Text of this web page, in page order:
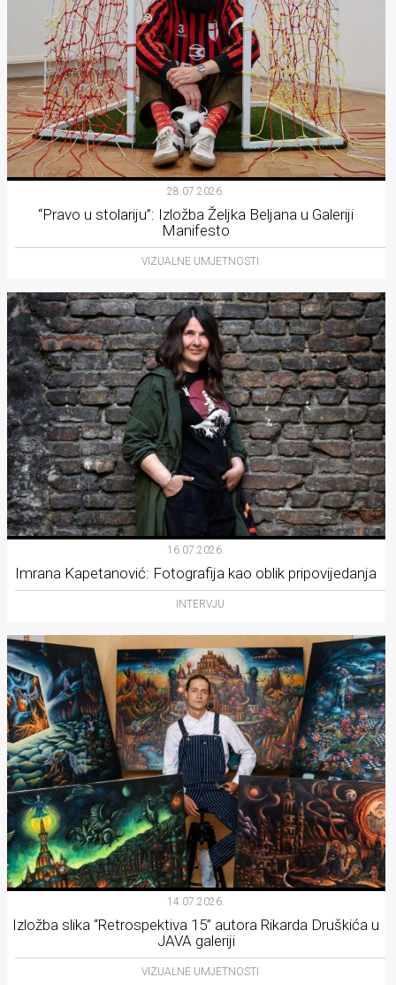
28.07.2026.
“Pravo u stolariju”: Izložba Željka Beljana u Galeriji
Manifesto
VIZUALNE UMJETNOSTI
16.07.2026.
Imrana Kapetanović: Fotografija kao oblik pripovijedanja
INTERVJU
14.07.2026.
Izložba slika “Retrospektiva 15” autora Rikarda Druškića u
JAVA galeriji
VIZUALNE UMJETNOSTI